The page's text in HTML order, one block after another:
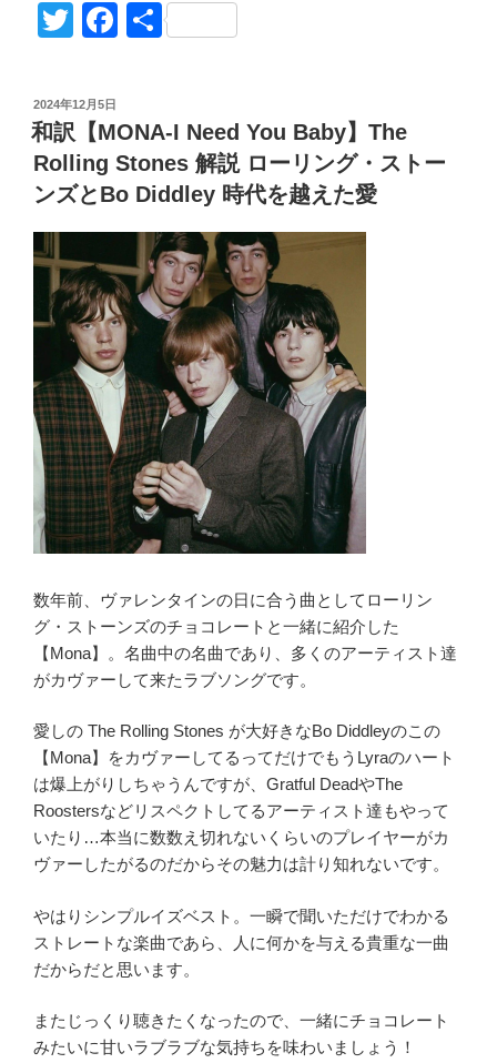
Heart】
熱
い
夜
を
に
Hot
You”
の
o
ck
at
e
a
or
d
e
ss
u
m
r
er
T
tt
er
F
e
b
o
o
k
共
投
稿
日:
2024年12月5日
和訳【MONA-I Need You Baby】The
Rolling Stones 解説 ローリング・ストー
ンズとBo Diddley 時代を越えた愛
数年前、ヴァレンタインの日に合う曲としてローリン
グ・ストーンズのチョコレートと一緒に紹介した
【Mona】。名曲中の名曲であり、多くのアーティスト達
がカヴァーして来たラブソングです。
愛しの The Rolling Stones が大好きなBo Diddleyのこの
【Mona】をカヴァーしてるってだけでもうLyraのハート
は爆上がりしちゃうんですが、Gratful DeadやThe
Roostersなどリスペクトしてるアーティスト達もやって
いたり…本当に数数え切れないくらいのプレイヤーがカ
ヴァーしたがるのだからその魅力は計り知れないです。
やはりシンプルイズベスト。一瞬で聞いただけでわかる
ストレートな楽曲であら、人に何かを与える貴重な一曲
だからだと思います。
またじっくり聴きたくなったので、一緒にチョコレート
みたいに甘いラブラブな気持ちを味わいましょう！